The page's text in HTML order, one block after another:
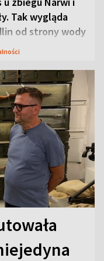
Tak wygląda
od strony wody